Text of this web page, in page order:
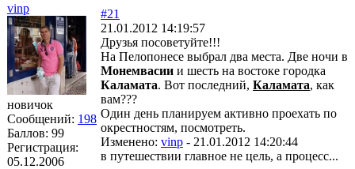
vinp
новичок
Сообщений: 198
Баллов: 99
Регистрация:
05.12.2006
#21
21.01.2012 14:19:57
Друзья посоветуйте!!!
На Пелопонесе выбрал два места. Две ночи в
Монемвасии и шесть на востоке городка
Каламата. Вот последний, Каламата, как
вам???
Один день планируем активно проехать по
окрестностям, посмотреть.
Изменено: vinp - 21.01.2012 14:20:44
в путешествии главное не цель, а процесс...